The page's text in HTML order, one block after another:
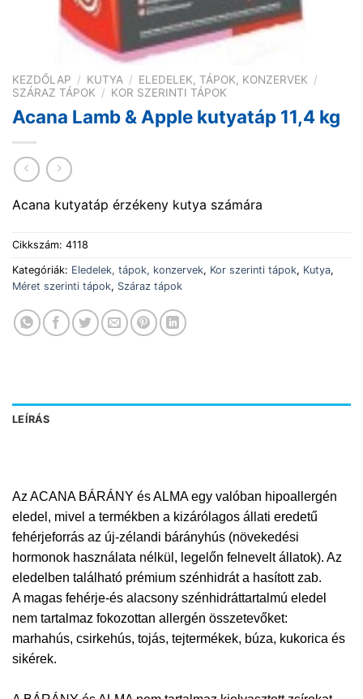
KEZDŐLAP / KUTYA / ELEDELEK, TÁPOK, KONZERVEK /
SZÁRAZ TÁPOK / KOR SZERINTI TÁPOK
Acana Lamb & Apple kutyatáp 11,4 kg
Acana kutyatáp érzékeny kutya számára
Cikkszám: 4118
Kategóriák: Eledelek, tápok, konzervek, Kor szerinti tápok, Kutya,
Méret szerinti tápok, Száraz tápok
LEÍRÁS
Az ACANA BÁRÁNY és ALMA egy valóban hipoallergén
eledel, mivel a termékben a kizárólagos állati eredetű
fehérjeforrás az új-zélandi bárányhús (növekedési
hormonok használata nélkül, legelőn felnevelt állatok). Az
eledelben található prémium szénhidrát a hasított zab.
A magas fehérje-és alacsony szénhidráttartalmú eledel
nem tartalmaz fokozottan allergén összetevőket:
marhahús, csirkehús, tojás, tejtermékek, búza, kukorica és
sikérek.